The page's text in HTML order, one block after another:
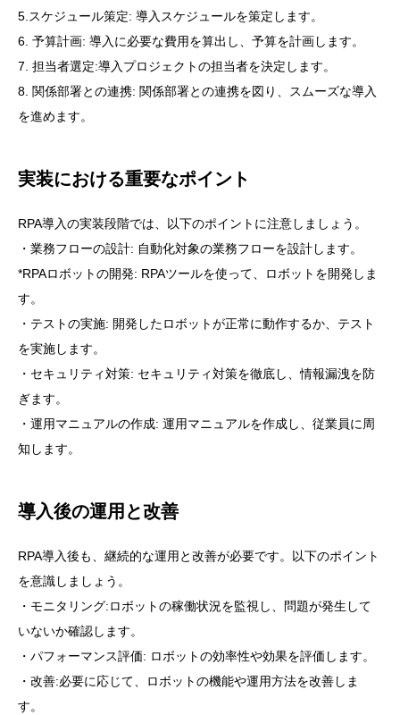
5.スケジュール策定: 導入スケジュールを策定します。
6. 予算計画: 導入に必要な費用を算出し、予算を計画します。
7. 担当者選定:導入プロジェクトの担当者を決定します。
8. 関係部署との連携: 関係部署との連携を図り、スムーズな導入
を進めます。
実装における重要なポイント
RPA導入の実装段階では、以下のポイントに注意しましょう。
・業務フローの設計: 自動化対象の業務フローを設計します。
*RPAロボットの開発: RPAツールを使って、ロボットを開発しま
す。
・テストの実施: 開発したロボットが正常に動作するか、テスト
を実施します。
・セキュリティ対策: セキュリティ対策を徹底し、情報漏洩を防
ぎます。
・運用マニュアルの作成: 運用マニュアルを作成し、従業員に周
知します。
導入後の運用と改善
RPA導入後も、継続的な運用と改善が必要です。以下のポイント
を意識しましょう。
・モニタリング:ロボットの稼働状況を監視し、問題が発生して
いないか確認します。
・パフォーマンス評価: ロボットの効率性や効果を評価します。
・改善:必要に応じて、ロボットの機能や運用方法を改善しま
す。